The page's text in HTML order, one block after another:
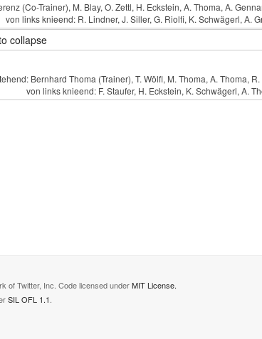
(Co-Trainer), M. Blay, O. Zettl, H. Eckstein, A. Thoma, A.
von links knieend: R. Lindner, J. Siller, G. Riolfi, K. Schwägerl, A.
collapse
Bernhard Thoma (Trainer), T. Wölfl, M. Thoma, A. Thoma,
von links knieend: F. Staufer, H. Eckstein, K. Schwägerl, A.
of Twitter, Inc. Code licensed underMIT License.
SIL OFL 1.1